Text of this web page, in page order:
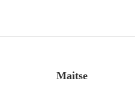
Maitse